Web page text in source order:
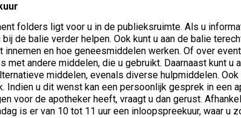
folders ligt voor u in de publieksruimte. Als u
de balie verder helpen. Ook kunt u aan de balie
en hoe geneesmiddelen werken. Of over
met andere middelen, die u gebruikt. Daarnaast kunt
middelen, evenals diverse hulpmiddelen.
Indien u dit wenst kan een persoonlijk gesprek in een
voor de apotheker heeft, vraagt u dan gerust.
is er van 10 tot 11 uur een inloopspreekuur, waar